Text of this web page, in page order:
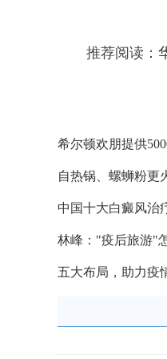
推荐阅读：
希尔顿欢朋提供
自热锅、螺蛳粉更
中国十大白癜风治
林峰："疫后旅游"
五大布局，助力疫